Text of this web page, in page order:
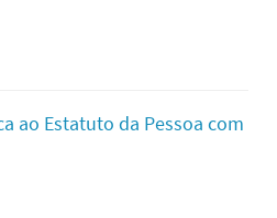
ao Estatuto da Pessoa com